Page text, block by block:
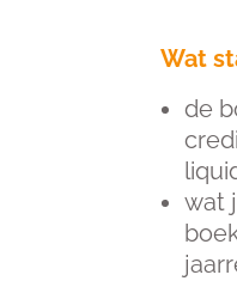
Wat
de
wat